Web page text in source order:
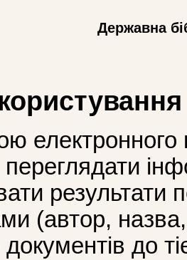
Державна
переглядати
(автор, назва,
до